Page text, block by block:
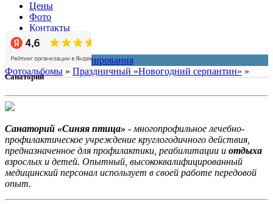
Цены
Фото
Контакты
О нас
система онлайн-бронирования
Фотоальбомы » Праздничный «Новогодний серпантин» »
Санаторий
Санаторий «Синяя птица» - многопрофильное лечебно-
профилактическое учреждение круглогодичного действия,
предназначенное для профилактики, реабилитации и отдыха
взрослых и детей. Опытный, высококвалифицированный
медицинский персонал использует в своей работе передовой
опыт.